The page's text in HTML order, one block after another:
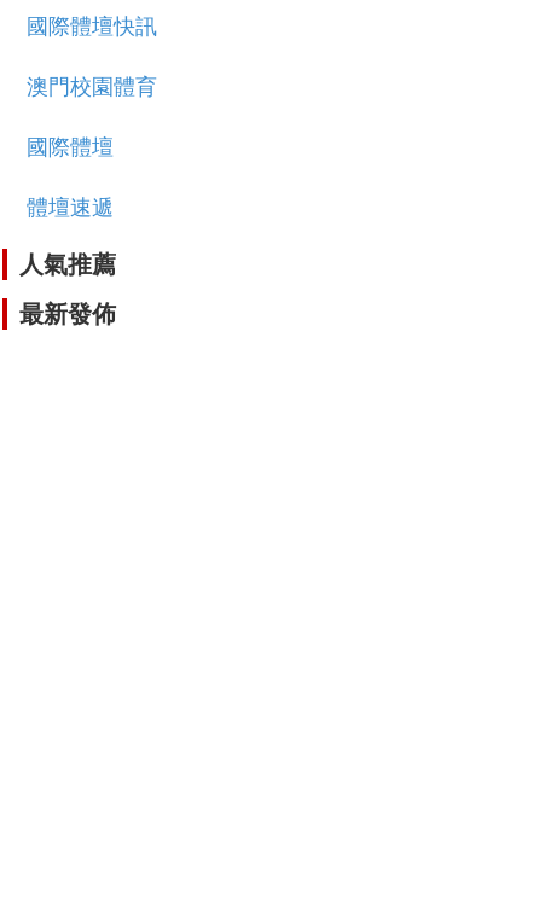
國際體壇快訊
澳門校園體育
國際體壇
體壇速遞
人氣推薦
最新發佈